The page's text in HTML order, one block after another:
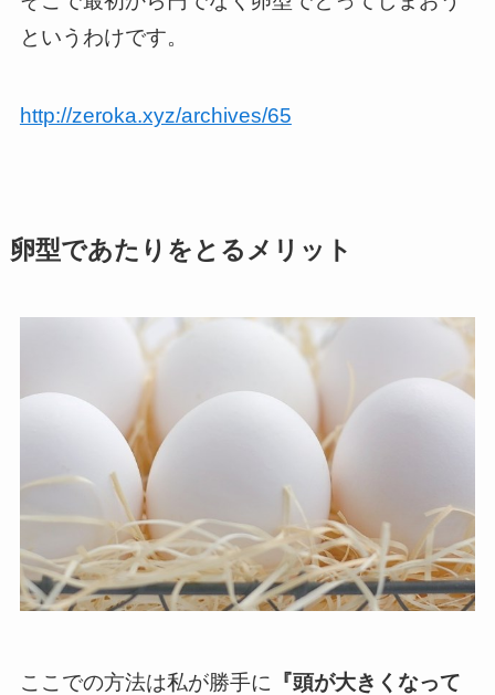
というわけです。
http://zeroka.xyz/archives/65
卵型であたりをとるメリット
ここでの方法は私が勝手に 『頭が大きくなって